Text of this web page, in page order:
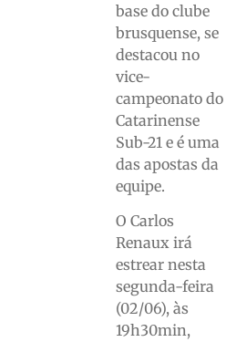
base do clube
brusquense, se
destacou no
vice-
campeonato do
Catarinense
Sub-21 e é uma
das apostas da
equipe.
O Carlos
Renaux irá
estrear nesta
segunda-feira
(02/06), às
19h30min,